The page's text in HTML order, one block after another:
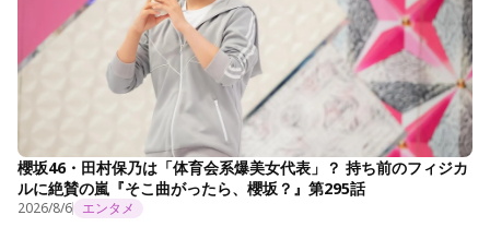
櫻坂46・田村保乃は「体育会系爆美女代表」？ 持ち前のフィジカ
ルに絶賛の嵐『そこ曲がったら、櫻坂？』第295話
2026/8/6 エンタメ